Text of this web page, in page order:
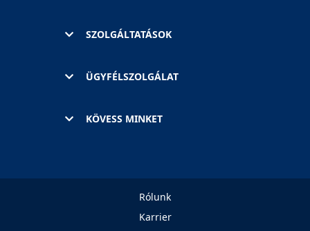
SZOLGÁLTATÁSOK
ÜGYFÉLSZOLGÁLAT
KÖVESS MINKET
Rólunk
Karrier